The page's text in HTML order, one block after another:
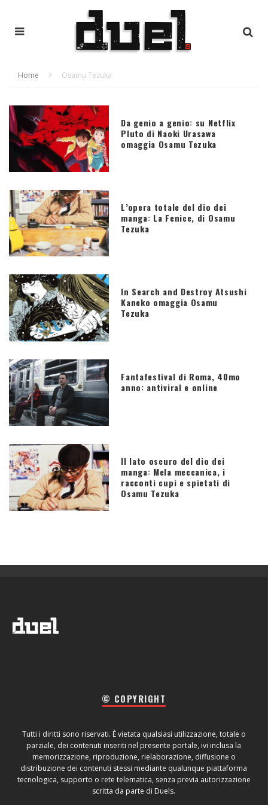
Home Osamu Tezuka
Da genio a genio: su Netflix
Pluto di Naoki Urasawa
omaggia Osamu Tezuka
L’opera totale del dio dei
manga: La Fenice, di Osamu
Tezuka
In Search and Destroy Atsushi
Kaneko omaggia Osamu
Tezuka
Fantafestival di Roma, 40mo
anno: antiviral e online
Il lato oscuro del dio dei
manga: Mela meccanica, i
racconti cupi e spietati di
Osamu Tezuka
© COPYRIGHT
Tutti i diritti sono riservati. È vietata qualsiasi utilizzazione, totale o
parziale, dei contenuti inseriti nel presente portale, ivi inclusa la
memorizzazione, riproduzione, rielaborazione, diffusione o
distribuzione dei contenuti stessi mediante qualunque piattaforma
tecnologica, supporto o rete telematica, senza previa autorizzazione
scritta da parte di Duels.